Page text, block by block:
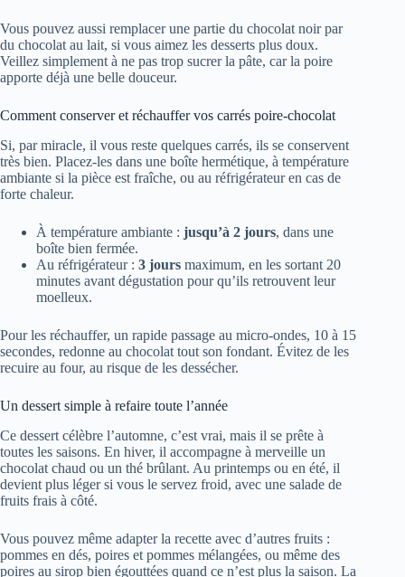
Vous pouvez aussi remplacer une partie du chocolat noir par
du chocolat au lait, si vous aimez les desserts plus doux.
Veillez simplement à ne pas trop sucrer la pâte, car la poire
apporte déjà une belle douceur.
Comment conserver et réchauffer vos carrés poire-chocolat
Si, par miracle, il vous reste quelques carrés, ils se conservent
très bien. Placez-les dans une boîte hermétique, à température
ambiante si la pièce est fraîche, ou au réfrigérateur en cas de
forte chaleur.
À température ambiante : jusqu’à 2 jours, dans une
boîte bien fermée.
Au réfrigérateur : 3 jours maximum, en les sortant 20
minutes avant dégustation pour qu’ils retrouvent leur
moelleux.
Pour les réchauffer, un rapide passage au micro-ondes, 10 à 15
secondes, redonne au chocolat tout son fondant. Évitez de les
recuire au four, au risque de les dessécher.
Un dessert simple à refaire toute l’année
Ce dessert célèbre l’automne, c’est vrai, mais il se prête à
toutes les saisons. En hiver, il accompagne à merveille un
chocolat chaud ou un thé brûlant. Au printemps ou en été, il
devient plus léger si vous le servez froid, avec une salade de
fruits frais à côté.
Vous pouvez même adapter la recette avec d’autres fruits :
pommes en dés, poires et pommes mélangées, ou même des
poires au sirop bien égouttées quand ce n’est plus la saison. La